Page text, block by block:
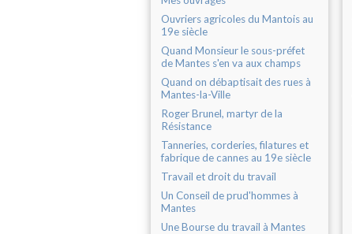
Ouvriers agricoles du Mantois au
19e siècle
Quand Monsieur le sous-préfet
de Mantes s'en va aux champs
Quand on débaptisait des rues à
Mantes-la-Ville
Roger Brunel, martyr de la
Résistance
Tanneries, corderies, filatures et
fabrique de cannes au 19e siècle
Travail et droit du travail
Un Conseil de prud'hommes à
Mantes
Une Bourse du travail à Mantes